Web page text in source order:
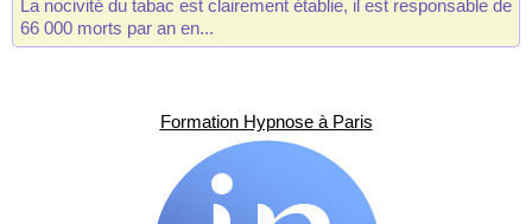
La nocivité du tabac est clairement établie, il est responsable de
66 000 morts par an en...
Formation Hypnose à Paris